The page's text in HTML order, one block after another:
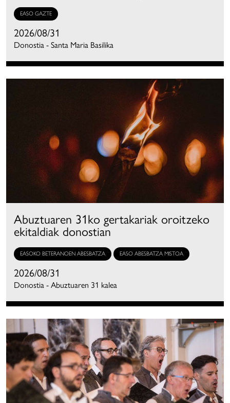
EASO GAZTE
2026/08/31
Donostia - Santa Maria Basilika
Abuztuaren 31ko gertakariak oroitzeko
ekitaldiak donostian
EASOKO BETERANOEN ABESBATZA EASO ABESBATZA MISTOA
2026/08/31
Donostia - Abuztuaren 31 kalea